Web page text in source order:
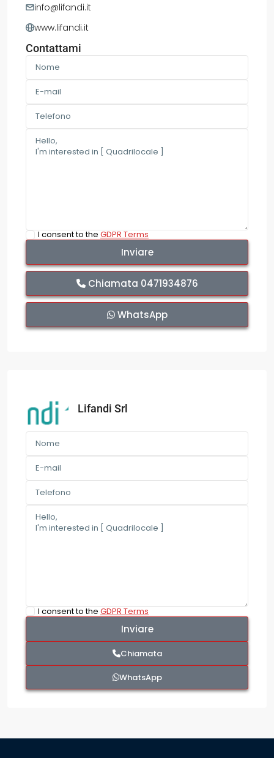
info@lifandi.it
www.lifandi.it
Contattami
I consent to theGDPR Terms
Chiamata 0471934876
WhatsApp
Lifandi Srl
I consent to the GDPR Terms
Chiamata
WhatsApp